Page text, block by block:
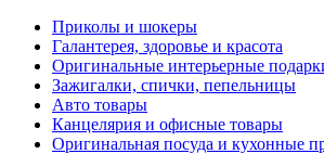
Приколы и шокеры
Галантерея, здоровье и красота
Оригинальные интерьерные
Зажигалки, спички, пепельницы
Авто товары
Канцелярия и офисные товары
Оригинальная посуда и кухонные